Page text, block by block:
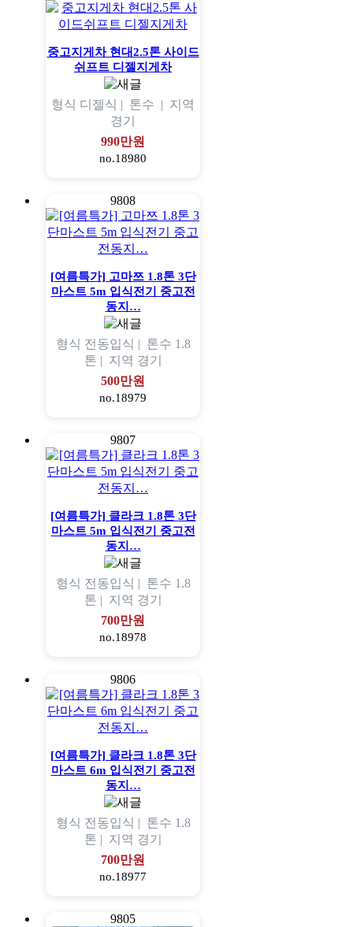
중고지게차 현대2.5톤 사이드
쉬프트 디젤지게차
형식 디젤식 | 톤수 | 지역
경기
990만원
no.18980
9808
[여름특가] 고마쯔 1.8톤 3단
마스트 5m 입식전기 중고전
동지…
형식 전동입식 | 톤수 1.8
톤 | 지역 경기
500만원
no.18979
9807
[여름특가] 클라크 1.8톤 3단
마스트 5m 입식전기 중고전
동지…
형식 전동입식 | 톤수 1.8
톤 | 지역 경기
700만원
no.18978
9806
[여름특가] 클라크 1.8톤 3단
마스트 6m 입식전기 중고전
동지…
형식 전동입식 | 톤수 1.8
톤 | 지역 경기
700만원
no.18977
9805